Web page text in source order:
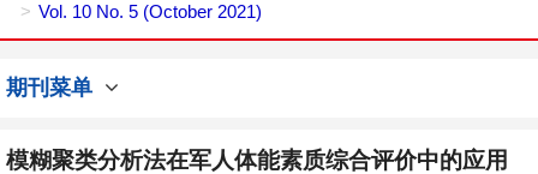
Vol. 10 No. 5 (October 2021)
期刊菜单
模糊聚类分析法在军人体能素质综合评价中的应用